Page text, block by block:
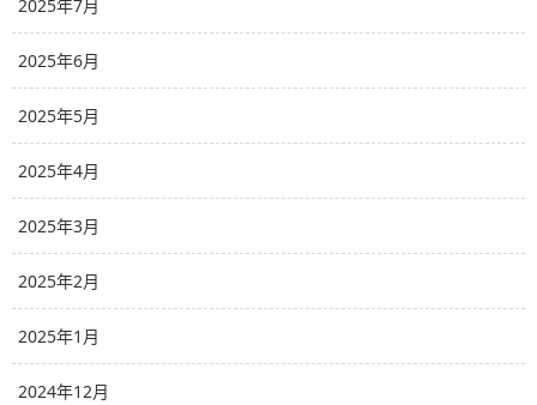
2025年7月
2025年6月
2025年5月
2025年4月
2025年3月
2025年2月
2025年1月
2024年12月